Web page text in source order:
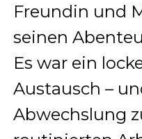
Freundin und
seinen
Es war ein
Austausch –
Abwechslung